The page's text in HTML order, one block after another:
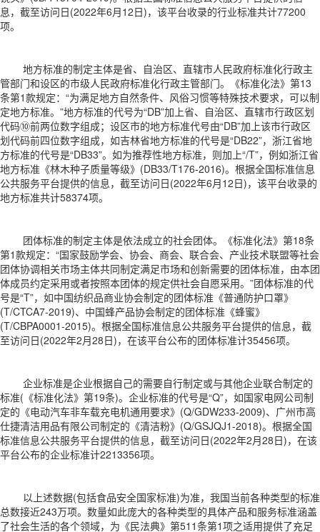
息，截至访问日(2022年6月12日)，该平台收录的行业标准共计77200
项。
地方标准的制定主体是省、自治区、直辖市人民政府标准化行政主
管部门和设区的市级人民政府标准化行政主管部门。《标准化法》第13
条第1款规定：“为满足地方自然条件、风俗习惯等特殊技术要求，可以制
定地方标准。”地方标准的代号为“DB”加上省、自治区、直辖市行政区划
代码⑩前两位数字组成；设区市的地方标准代号由“DB”加上该市行政区
划代码前四位数字组成，如吉林省地方标准的代号是“DB22”，浙江省地
方标准的代号是“DB33”。如为推荐性地方标准，则加上“/T”，例如浙江省
地方标准《林木种子质量等级》(DB33/T176-2016)。根据全国标准信息
公共服务平台提供的信息，截至访问日(2022年6月12日)，该平台收录的
地方标准共计58374项。
团体标准的制定主体是依法成立的社会团体。《标准化法》第18条
第1款规定：“国家鼓励学会、协会、商会、联合会、产业技术联盟等社会
团体协调相关市场主体共同制定满足市场和创新需要的团体标准，由本团
体成员约定采用或者按照本团体的规定供社会自愿采用。”团体标准的代
号是“T”，如中国纺织品商业协会制定的团体标准《普通防护口罩》
(T/CTCA7-2019)、中国蜂产品协会制定的团体标准《蜂蜜》
(T/CBPA0001-2015)。根据全国标准信息公共服务平台提供的信息，截
至访问日(2022年2月28日)，在该平台公布的团体标准计35456项。
企业标准是企业根据自己的需要自行制定或与其他企业联合制定的
标准(《标准化法》第19条)。企业标准的代号是“Q”，如国家电网公司制
定的《电动汽车非车载充电机通用要求》(Q/GDW233-2009)、广州市高
仕捷清洁用品有限公司制定的《清洁粉》(Q/GSJQJ1-2018)。根据全国
标准信息公共服务平台提供的信息，截至访问日(2022年2月28日)，在该
平台公布的企业标准计2213356项。
以上述数据(包括食品安全国家标准)为准，我国当前各种类型的标准
总数接近243万项。数量如此庞大的各种类型的具体产品和服务标准涵盖
了社会生活的各个领域，为《民法典》第511条第1项之适用提供了充足